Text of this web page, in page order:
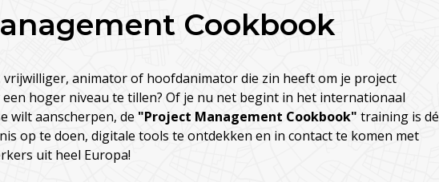
Cookbook
vrijwilliger, animator of hoofdanimator die zin heeft om je project
hoger niveau te tillen? Of je nu net begint in het internationaal
wilt aanscherpen, de "Project Management Cookbook" training is dé
op te doen, digitale tools te ontdekken en in contact te komen met
uit heel Europa!